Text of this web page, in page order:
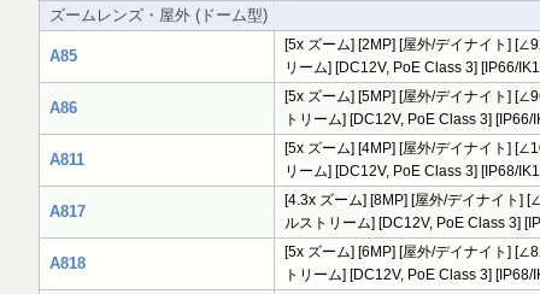
ズームレンズ・屋外 (ドーム型)
A85
[5x ズーム] [2MP] [屋外/デイナイト]
リーム] [DC12V, PoE Class 3] [IP66/
A86
[5x ズーム] [5MP] [屋外/デイナイト]
トリーム] [DC12V, PoE Class 3]
A811
[5x ズーム] [4MP] [屋外/デイナイト]
リーム] [DC12V, PoE Class 3] [IP68/
A817
[4.3x ズーム] [8MP] [屋外/デイナイト]
ルストリーム] [DC12V, PoE Class 3]
A818
[5x ズーム] [6MP] [屋外/デイナイト]
トリーム] [DC12V, PoE Class 3]